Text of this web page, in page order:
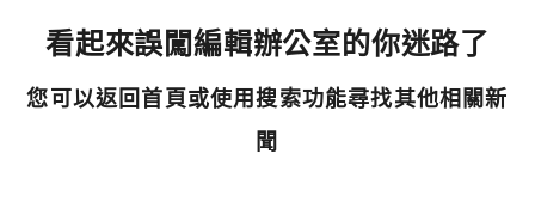
看起來誤闖編輯辦公室的你迷路了
您可以返回首頁或使用搜索功能尋找其他相關新
聞
使用以下帳號繼續
您已閒置5分鐘，請點擊關閉按鈕或空白處，即可回到加密